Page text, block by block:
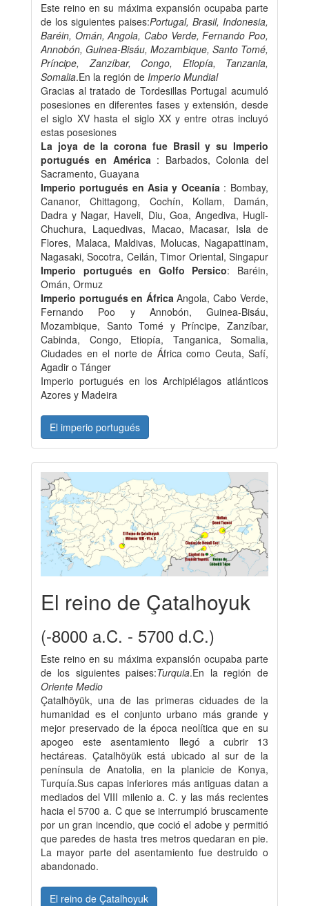
Este reino en su máxima expansión ocupaba parte
de los siguientes paises:Portugal, Brasil, Indonesia,
Baréin, Omán, Angola, Cabo Verde, Fernando Poo,
Annobón, Guinea-Bisáu, Mozambique, Santo Tomé,
Príncipe, Zanzíbar, Congo, Etiopía, Tanzania,
Somalia.En la región de Imperio Mundial
Gracias al tratado de Tordesillas Portugal acumuló
posesiones en diferentes fases y extensión, desde
el siglo XV hasta el siglo XX y entre otras incluyó
estas posesiones
La joya de la corona fue Brasil y su Imperio
portugués en América : Barbados, Colonia del
Sacramento, Guayana
Imperio portugués en Asia y Oceanía : Bombay,
Cananor, Chittagong, Cochín, Kollam, Damán,
Dadra y Nagar, Haveli, Diu, Goa, Angediva, Hugli-
Chuchura, Laquedivas, Macao, Macasar, Isla de
Flores, Malaca, Maldivas, Molucas, Nagapattinam,
Nagasaki, Socotra, Ceilán, Timor Oriental, Singapur
Imperio portugués en Golfo Persico: Baréin,
Omán, Ormuz
Imperio portugués en África Angola, Cabo Verde,
Fernando Poo y Annobón, Guinea-Bisáu,
Mozambique, Santo Tomé y Príncipe, Zanzíbar,
Cabinda, Congo, Etiopía, Tanganica, Somalia,
Ciudades en el norte de África como Ceuta, Safí,
Agadir o Tánger
Imperio portugués en los Archipiélagos atlánticos
Azores y Madeira
El imperio portugués
El reino de Çatalhoyuk
(-8000 a.C. - 5700 d.C.)
Este reino en su máxima expansión ocupaba parte
de los siguientes paises:Turquia.En la región de
Oriente Medio
Çatalhöyük, una de las primeras ciduades de la
humanidad es el conjunto urbano más grande y
mejor preservado de la época neolítica que en su
apogeo este asentamiento llegó a cubrir 13
hectáreas. Çatalhöyük está ubicado al sur de la
península de Anatolia, en la planicie de Konya,
Turquía.Sus capas inferiores más antiguas datan a
mediados del VIII milenio a. C. y las más recientes
hacia el 5700 a. C que se interrumpió bruscamente
por un gran incendio, que coció el adobe y permitió
que paredes de hasta tres metros quedaran en pie.
La mayor parte del asentamiento fue destruido o
abandonado.
El reino de Çatalhoyuk